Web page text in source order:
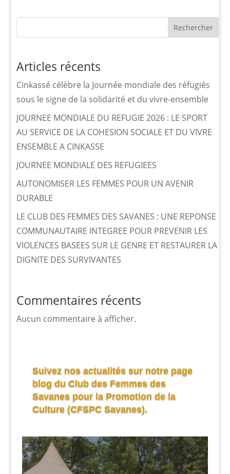
Rechercher
Articles récents
Cinkassé célèbre la Journée mondiale des réfugiés
sous le signe de la solidarité et du vivre-ensemble
JOURNEE MONDIALE DU REFUGIE 2026 : LE SPORT
AU SERVICE DE LA COHESION SOCIALE ET DU VIVRE
ENSEMBLE A CINKASSE
JOURNEE MONDIALE DES REFUGIEES
AUTONOMISER LES FEMMES POUR UN AVENIR
DURABLE
LE CLUB DES FEMMES DES SAVANES : UNE REPONSE
COMMUNAUTAIRE INTEGREE POUR PREVENIR LES
VIOLENCES BASEES SUR LE GENRE ET RESTAURER LA
DIGNITE DES SURVIVANTES
Commentaires récents
Aucun commentaire à afficher.
Suivez nos actualités sur notre page
blog du Club des Femmes des
Savanes pour la Promotion de la
Culture (CFSPC Savanes).